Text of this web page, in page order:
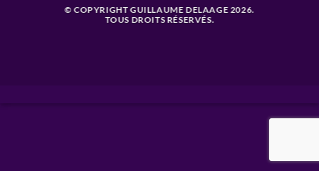
© COPYRIGHT GUILLAUME DELAAGE 2026.
TOUS DROITS RÉSERVÉS.